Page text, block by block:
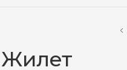
Жилет